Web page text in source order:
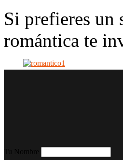
Si prefieres un
romántica te
Tu Nombre